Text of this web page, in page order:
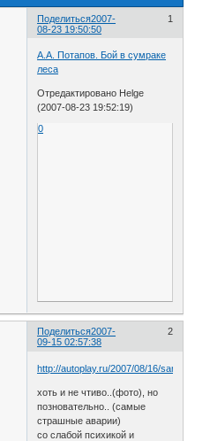
Поделиться 1
2007-
08-23 19:50:50
А.А. Потапов. Бой в сумраке
леса
Отредактировано Helge
(2007-08-23 19:52:19)
0
Поделиться 2
2007-
09-15 02:57:38
http://autoplay.ru/2007/08/16/
хоть и не чтиво..(фото), но
позновательно.. (самые
страшные аварии)
со слабой психикой и